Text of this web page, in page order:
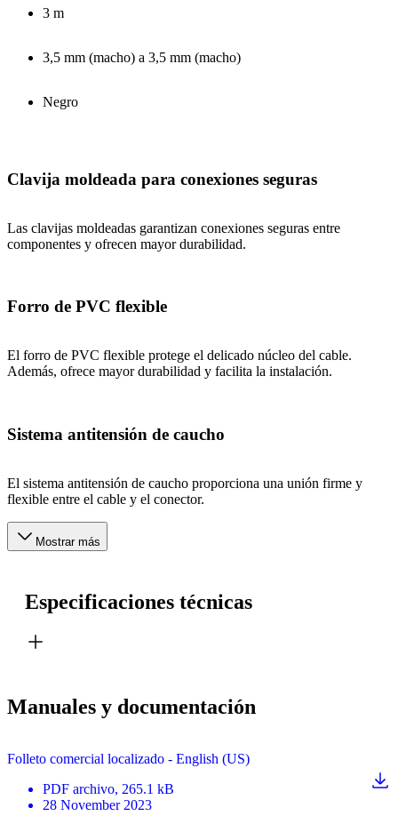
3 m
3,5 mm (macho) a 3,5 mm (macho)
Negro
Clavija moldeada para conexiones seguras
Las clavijas moldeadas garantizan conexiones seguras entre
componentes y ofrecen mayor durabilidad.
Forro de PVC flexible
El forro de PVC flexible protege el delicado núcleo del cable.
Además, ofrece mayor durabilidad y facilita la instalación.
Sistema antitensión de caucho
El sistema antitensión de caucho proporciona una unión firme y
flexible entre el cable y el conector.
Mostrar más
Especificaciones técnicas
Manuales y documentación
Folleto comercial localizado - English (US)
PDF archivo, 265.1 kB
28 November 2023